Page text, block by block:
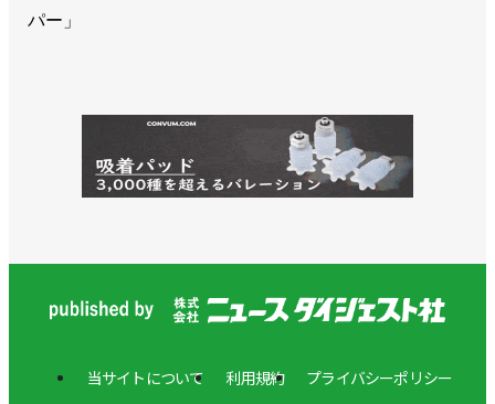
>>部品調達が正常化し、上半期は過去最高の業績／
>>[人事]岡久学ロボット事業部長がロボット工場長
も兼任／安川電機
>>相手は常に顧客であり市場／安川電機 小川昌寛
パー」
当サイトについて 利用規約
プライバシーポリシー